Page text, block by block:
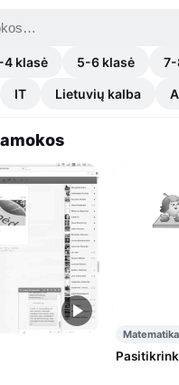
4 klasė 5-6 klasė 7-
IT Lietuvių kalba
Matematika